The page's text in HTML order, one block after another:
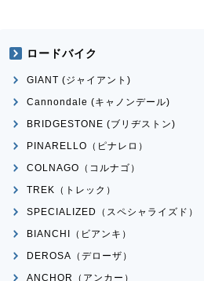
ロードバイク
GIANT (ジャイアント)
Cannondale (キャノンデール)
BRIDGESTONE (ブリヂストン)
PINARELLO（ピナレロ）
COLNAGO（コルナゴ）
TREK（トレック）
SPECIALIZED（スペシャライズド）
BIANCHI（ビアンキ）
DEROSA（デローザ）
ANCHOR（アンカー）